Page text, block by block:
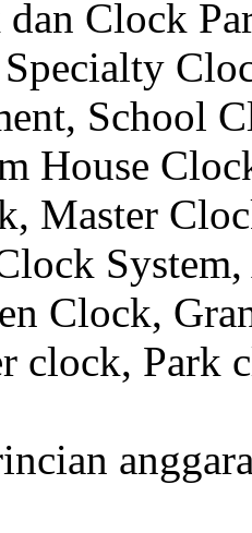
Clock
School
House
Master
Clock,
clock, Park